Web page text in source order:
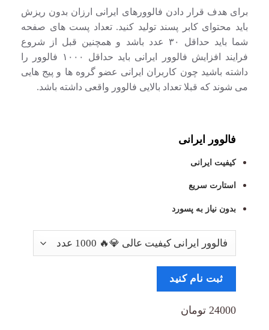
برای هدف قرار دادن فالوورهای ایرانی ارزان بدون ریزش
باید محتوای کابر پسند تولید کنید. تعداد پست های صفحه
شما باید حداقل ۳۰ عدد باشد و همچنین قبل از شروع
فرایند افزایش فالوور ایرانی باید حداقل ۱۰۰۰ فالوور را
داشته باشید چون کاربران ایرانی عضو گروه ها و پیج هایی
می شوند که قبلا تعداد بالایی فالوور واقعی داشته باشد.
فالوور ایرانی
کیفیت ایرانی
استارت سریع
بدون نیاز به پسورد
ثبت نام کنید
24000 تومان